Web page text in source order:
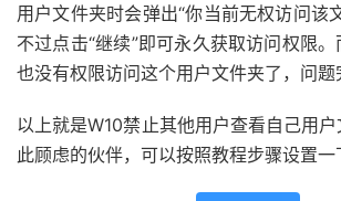
用户文件夹时会弹出“你当前无权访问该
不过点击“继续”即可永久获取访问权限
也没有权限访问这个用户文件夹了，问题
以上就是W10禁止其他用户查看自己用
此顾虑的伙伴，可以按照教程步骤设置一